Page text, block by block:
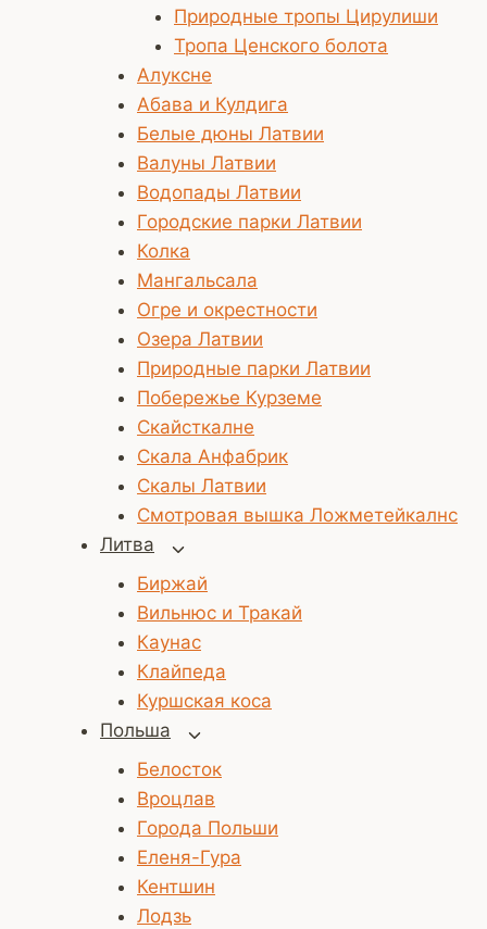
Природные тропы Цирулиши
Тропа Ценского болота
Алуксне
Абава и Кулдига
Белые дюны Латвии
Валуны Латвии
Водопады Латвии
Городские парки Латвии
Колка
Мангальсала
Огре и окрестности
Озера Латвии
Природные парки Латвии
Побережье Курземе
Скайсткалне
Скала Анфабрик
Скалы Латвии
Смотровая вышка Ложметейкалнс
Литва
Переключить
дочернее
меню
Биржай
Вильнюс и Тракай
Каунас
Клайпеда
Куршская коса
Польша
Переключить
дочернее
меню
Белосток
Вроцлав
Города Польши
Еленя-Гура
Кентшин
Лодзь